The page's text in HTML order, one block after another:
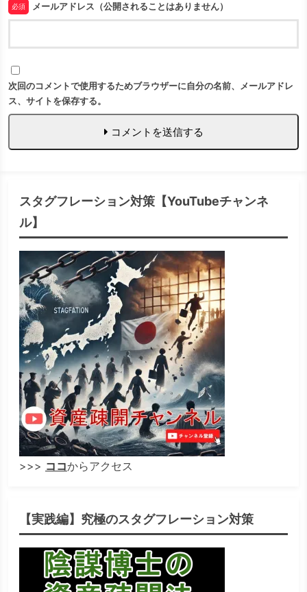
必須 メールアドレス（公開されることはありません）
次回のコメントで使用するためブラウザーに自分の名前、メールアドレ
ス、サイトを保存する。
コメントを送信する
スタグフレーション対策【YouTubeチャンネ
ル】
>>> ココからアクセス
【実践編】究極のスタグフレーション対策